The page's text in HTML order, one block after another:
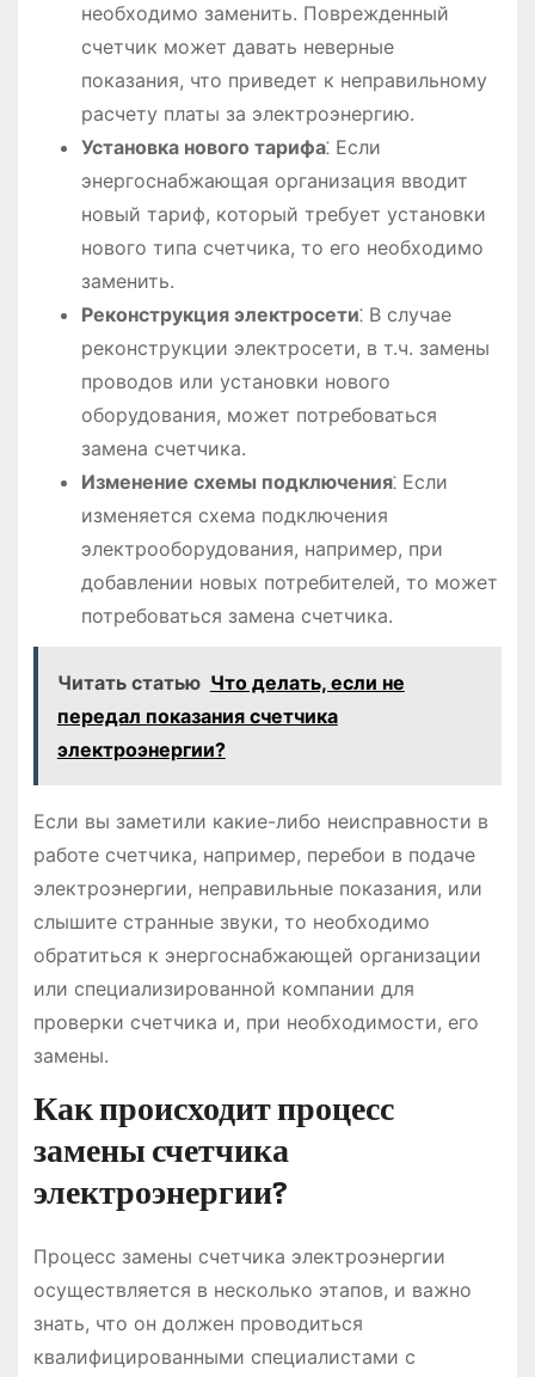
необходимо заменить. Поврежденный
счетчик может давать неверные
показания, что приведет к неправильному
расчету платы за электроэнергию.
Установка нового тарифа⁚ Если
энергоснабжающая организация вводит
новый тариф, который требует установки
нового типа счетчика, то его необходимо
заменить.
Реконструкция электросети⁚ В случае
реконструкции электросети, в т.ч. замены
проводов или установки нового
оборудования, может потребоваться
замена счетчика.
Изменение схемы подключения⁚ Если
изменяется схема подключения
электрооборудования, например, при
добавлении новых потребителей, то может
потребоваться замена счетчика.
Читать статью Что делать, если не
передал показания счетчика
электроэнергии?
Если вы заметили какие-либо неисправности в
работе счетчика, например, перебои в подаче
электроэнергии, неправильные показания, или
слышите странные звуки, то необходимо
обратиться к энергоснабжающей организации
или специализированной компании для
проверки счетчика и, при необходимости, его
замены.
Как происходит процесс
замены счетчика
электроэнергии?
Процесс замены счетчика электроэнергии
осуществляется в несколько этапов, и важно
знать, что он должен проводиться
квалифицированными специалистами с